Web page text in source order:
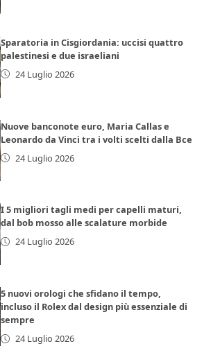
Sparatoria in Cisgiordania: uccisi quattro
palestinesi e due israeliani
24 Luglio 2026
Nuove banconote euro, Maria Callas e
Leonardo da Vinci tra i volti scelti dalla Bce
24 Luglio 2026
I 5 migliori tagli medi per capelli maturi,
dal bob mosso alle scalature morbide
24 Luglio 2026
5 nuovi orologi che sfidano il tempo,
incluso il Rolex dal design più essenziale di
sempre
24 Luglio 2026